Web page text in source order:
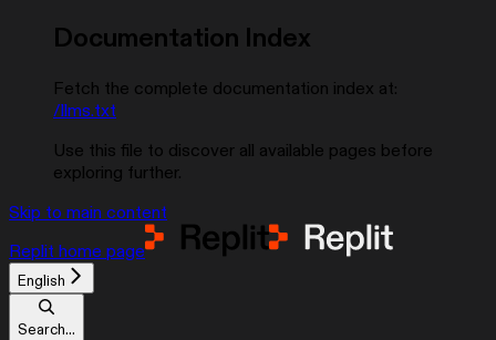
Documentation Index
Fetch the complete documentation index at:
/llms.txt
Use this file to discover all available pages before
exploring further.
Skip to main content
Replit home page
English
Search...